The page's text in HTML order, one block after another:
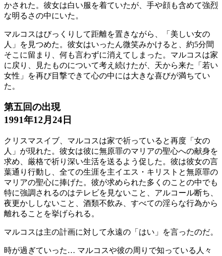
かされた。彼女は白い服を着ていたが、手や顔も含めて強烈
な明るさの中にいた。
マルコスはびっくりして距離を置きながら、「美しい女の
人」を見つめた。彼女はいったん微笑みかけると、約5分間
そこに留まり、何も言わずに消えてしまった。マルコスは家
に戻り、見たものについて考え続けたが、天から来た「若い
女性」を再び目撃できて心の中には大きな喜びが満ちてい
た。
第五回の出現
1991年12月24日
クリスマスイブ、マルコスは家で祈っていると再度「女の
人」が現れた。彼女は彼に無原罪のマリアの聖心への献身を
求め、厳格で祈り深い生活を送るよう促した。彼は彼女の言
葉通り行動し、全ての生涯を主イエス・キリストと無原罪の
マリアの聖心に捧げた。彼が求められた多くのことの中でも
特に強調されるのはテレビを見ないこと、アルコール断ち、
夜更かししないこと、酒類不飲み、すべての淫らな行為から
離れることを挙げられる。
マルコスは主の計画に対して永遠の「はい」を言ったのだ。
時が過ぎていった… マルコスや彼の周りで知っている人々